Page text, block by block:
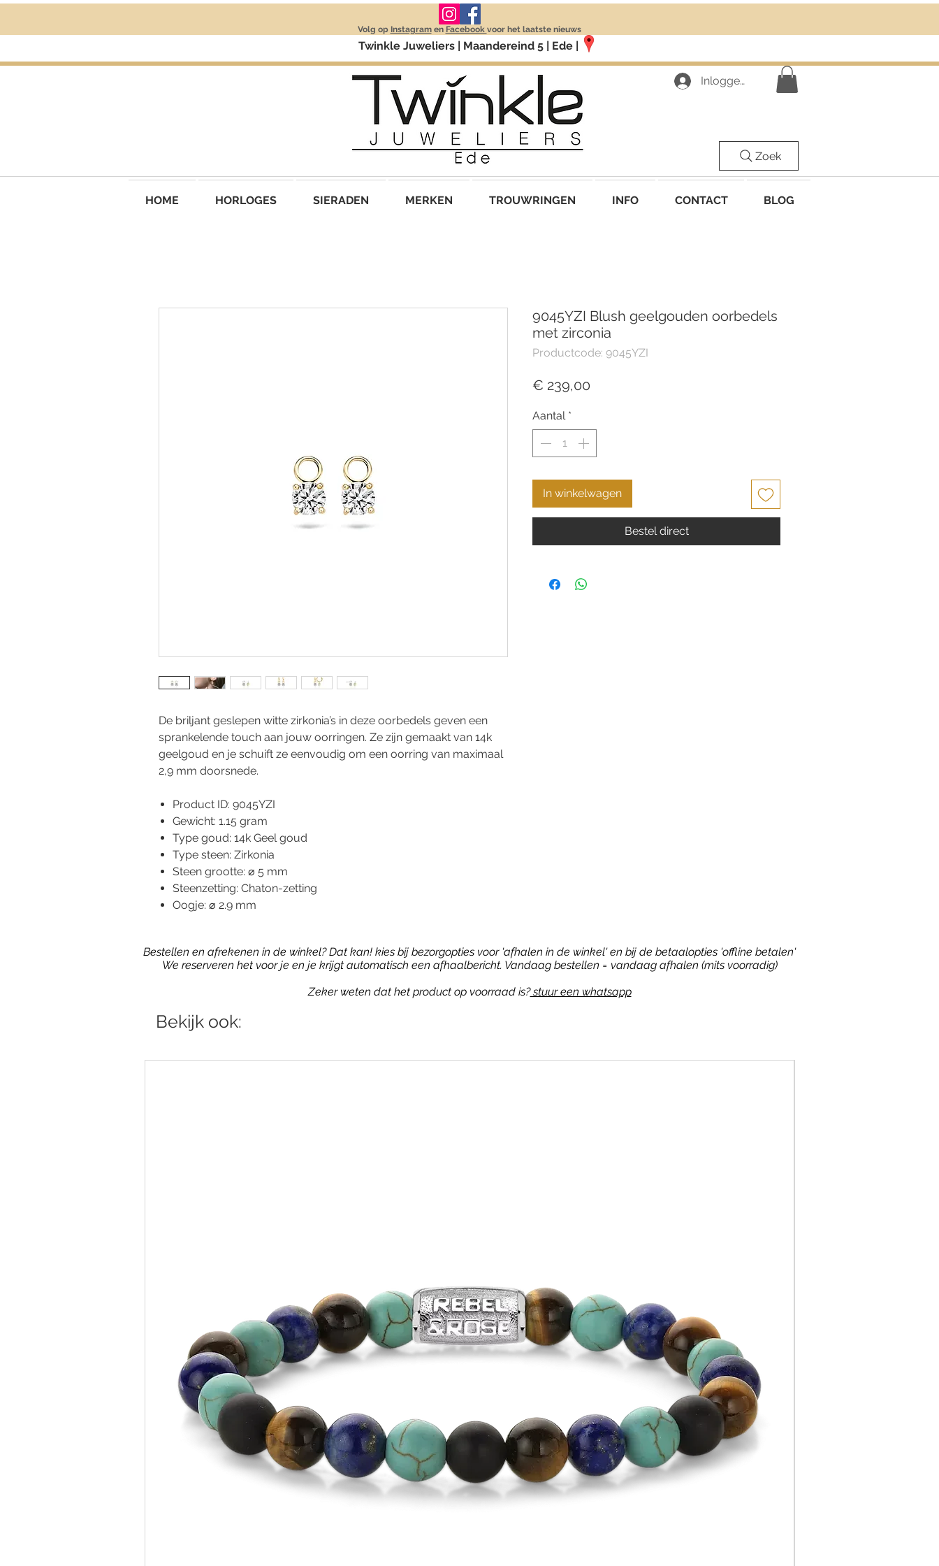
Volg op Instagramen Facebook voor het laatste nieuws
Twinkle Juweliers | Maandereind 5 | Ede |
Inloggen
Zoek
HOME HORLOGES SIERADEN MERKEN TROUWRINGEN INFO CONTACT BLOG
De briljant geslepen witte zirkonia’s in deze oorbedels geven een
sprankelende touch aan jouw oorringen. Ze zijn gemaakt van 14k
geelgoud en je schuift ze eenvoudig om een oorring van maximaal
2,9 mm doorsnede.
Product ID: 9045YZI
Gewicht: 1.15 gram
Type goud: 14k Geel goud
Type steen: Zirkonia
Steen grootte: ⌀ 5 mm
Steenzetting: Chaton-zetting
Oogje: ⌀ 2.9 mm
9045YZI Blush geelgouden oorbedels
met zirconia
Productcode: 9045YZI
€ 239,00
Aantal *
In winkelwagen
Bestel direct
Bestellen en afrekenen in de winkel? Dat kan! kies bij bezorgopties voor 'afhalen in de winkel' en bij de betaalopties 'offline betalen'
We reserveren het voor je en je krijgt automatisch een afhaalbericht. Vandaag bestellen = vandaag afhalen (mits voorradig)
Zeker weten dat het product op voorraad is?stuur een whatsapp
Bekijk ook: